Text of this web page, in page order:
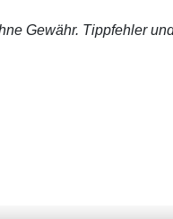
Gewähr. Tippfehler